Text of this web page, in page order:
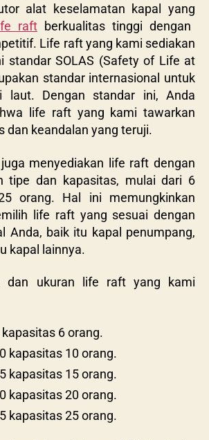
alat keselamatan kapal yang
raft berkualitas tinggi dengan
Life raft yang kami sediakan
standar SOLAS (Safety of Life at
standar internasional untuk
laut. Dengan standar ini, Anda
life raft yang kami tawarkan
dan keandalan yang teruji.
menyediakan life raft dengan
tipe dan kapasitas, mulai dari 6
orang. Hal ini memungkinkan
life raft yang sesuai dengan
Anda, baik itu kapal penumpang,
kapal lainnya.
dan ukuran life raft yang kami
6 orang.
kapasitas 10 orang.
kapasitas 15 orang.
kapasitas 20 orang.
kapasitas 25 orang.